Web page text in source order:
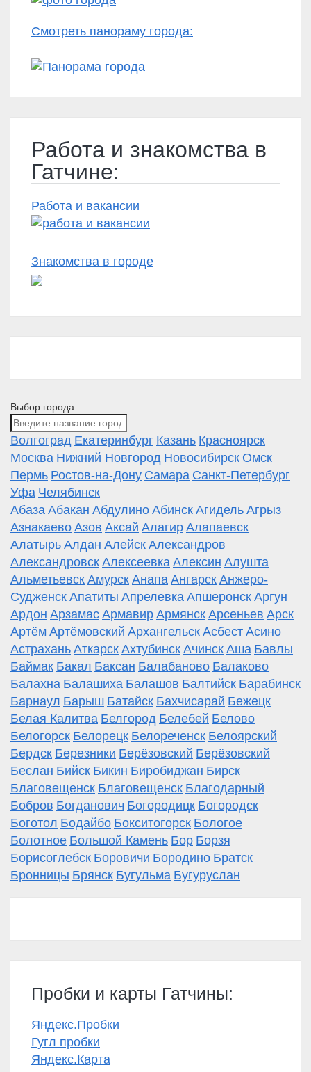
Смотреть панораму города:
Работа и знакомства в
Гатчине:
Работа и вакансии
Знакомства в городе
Выбор города
Волгоград Екатеринбург Казань Красноярск
Москва Нижний Новгород Новосибирск Омск
Пермь Ростов-на-Дону Самара Санкт-Петербург
Уфа Челябинск
Абаза Абакан Абдулино Абинск Агидель Агрыз
Азнакаево Азов Аксай Алагир Алапаевск
Алатырь Алдан Алейск Александров
Александровск Алексеевка Алексин Алушта
Альметьевск Амурск Анапа Ангарск Анжеро-
Судженск Апатиты Апрелевка Апшеронск Аргун
Ардон Арзамас Армавир Армянск Арсеньев Арск
Артём Артёмовский Архангельск Асбест Асино
Астрахань Аткарск Ахтубинск Ачинск Аша Бавлы
Баймак Бакал Баксан Балабаново Балаково
Балахна Балашиха Балашов Балтийск Барабинск
Барнаул Барыш Батайск Бахчисарай Бежецк
Белая Калитва Белгород Белебей Белово
Белогорск Белорецк Белореченск Белоярский
Бердск Березники Берёзовский Берёзовский
Беслан Бийск Бикин Биробиджан Бирск
Благовещенск Благовещенск Благодарный
Бобров Богданович Богородицк Богородск
Боготол Бодайбо Бокситогорск Бологое
Болотное Большой Камень Бор Борзя
Борисоглебск Боровичи Бородино Братск
Бронницы Брянск Бугульма Бугуруслан
Пробки и карты Гатчины:
Яндекс.Пробки
Гугл пробки
Яндекс.Карта